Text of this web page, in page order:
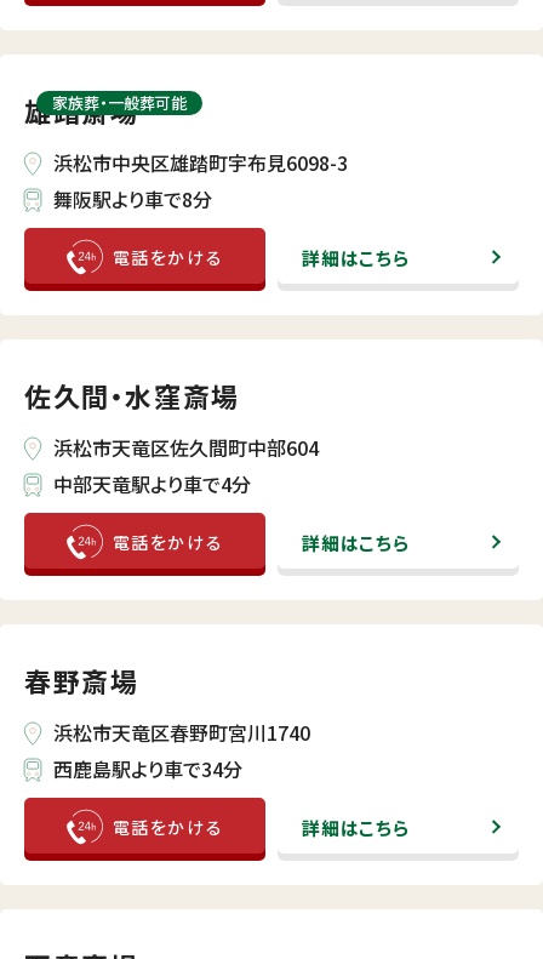
雄踏斎場
家族葬・⼀般葬可能
浜松市中央区雄踏町宇布見6098-3
舞阪駅より車で8分
詳細はこちら
佐久間・水窪斎場
浜松市天竜区佐久間町中部604
中部天竜駅より車で4分
詳細はこちら
春野斎場
浜松市天竜区春野町宮川1740
西鹿島駅より車で34分
詳細はこちら